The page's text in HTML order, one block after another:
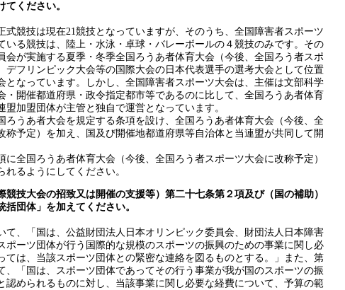
ください。
競技は現在21競技となっていますが、そのうち、全国障害者スポーツ
いる競技は、陸上・水泳・卓球・バレーボールの４競技のみです。その
会が実施する夏季・冬季全国ろうあ者体育大会（今後、全国ろう者スポ
デフリンピック大会等の国際大会の日本代表選手の選考大会として位置
となっています。しかし、全国障害者スポーツ大会は、主催は文部科学
・開催都道府県・政令指定都市等であるのに比して、全国ろうあ者体育
盟加盟団体が主管と独自で運営となっています。
うあ者大会を規定する条項を設け、全国ろうあ者体育大会（今後、全
称予定）を加え、国及び開催地都道府県等自治体と当連盟が共同して開
全国ろうあ者体育大会（今後、全国ろう者スポーツ大会に改称予定）
るようにしてください。
競技大会の招致又は開催の支援等）第二十七条第２項及び（国の補助）
団体」を加えてください。
、「国は、公益財団法人日本オリンピック委員会、財団法人日本障害
ポーツ団体が行う国際的な規模のスポーツの振興のための事業に関し必
ては、当該スポーツ団体との緊密な連絡を図るものとする。」また、第
、「国は、スポーツ団体であってその行う事業が我が国のスポーツの振
認められるものに対し、当該事業に関し必要な経費について、予算の範